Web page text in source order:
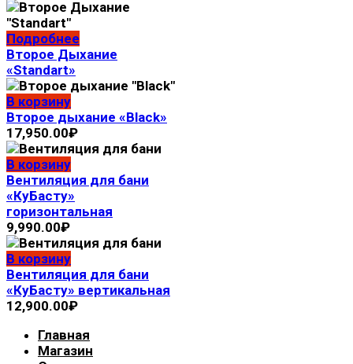
Подробнее
Второе Дыхание
«Standart»
В корзину
Второе дыхание «Black»
17,950.00₽
В корзину
Вентиляция для бани
«КуБасту»
горизонтальная
9,990.00₽
В корзину
Вентиляция для бани
«КуБасту» вертикальная
12,900.00₽
Главная
Магазин